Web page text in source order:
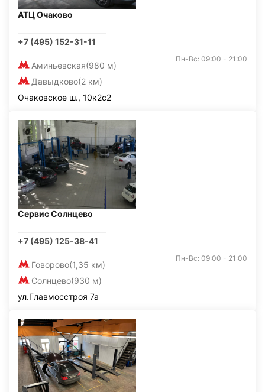
АТЦ Очаково
+7 (495) 152-31-11
Аминьевская(980 м)
Давыдково(2 км)
Пн-Вс: 09:00 - 21:00
Очаковское ш., 10к2с2
Сервис Солнцево
+7 (495) 125-38-41
Говорово(1,35 км)
Солнцево(930 м)
Пн-Вс: 09:00 - 21:00
ул.Главмосстроя 7а